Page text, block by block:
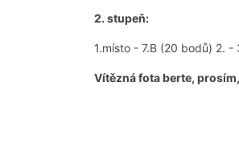
2. stupeň:
1.místo - 7.B (20 bodů) 2.
Vítězná fota berte,